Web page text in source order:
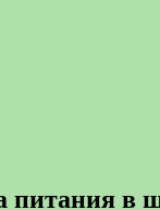
питания в